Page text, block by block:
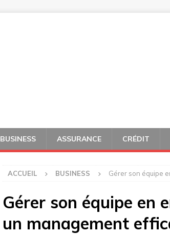
BUSINESS ASSURANCE CRÉDIT
ACCUEIL BUSINESS Gérer son équipe
Gérer son équipe en
un management